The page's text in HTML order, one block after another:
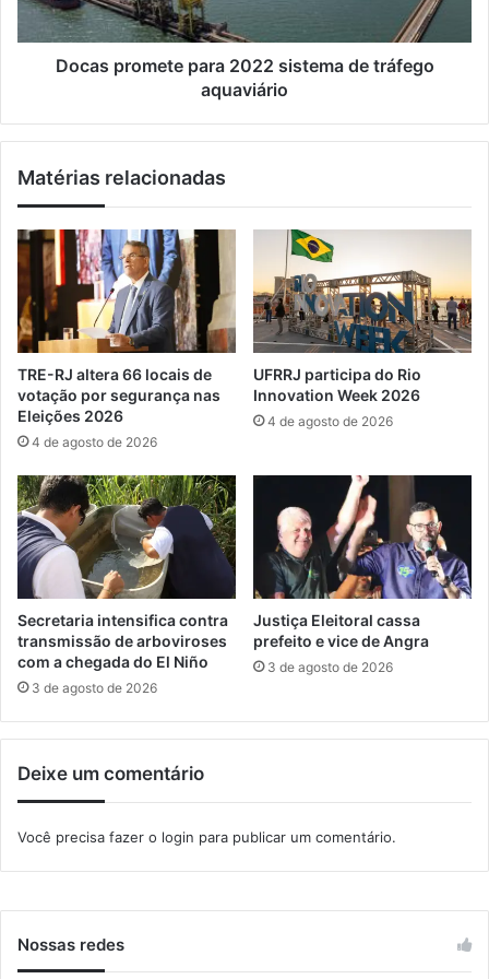
d
x
d
n
s
r
i
ã
o
o
s
c
o
n
c
r
s
o
s
ú
l
i
o
o
s
m
r
a
0
2
s
i
t
e
m
d
e
t
r
á
e
g
o
a
v
i
r
i
Docas promete para 2022 sistema de tráfego
aquaviário
Matérias relacionadas
TRE-RJ altera 66 locais de
votação por segurança nas
Eleições 2026
4 de agosto de 2026
UFRRJ participa do Rio
Innovation Week 2026
4 de agosto de 2026
Secretaria intensifica contra
transmissão de arboviroses
com a chegada do El Niño
3 de agosto de 2026
Justiça Eleitoral cassa
prefeito e vice de Angra
3 de agosto de 2026
Deixe um comentário
Você precisa fazer o login para publicar um comentário.
Nossas redes